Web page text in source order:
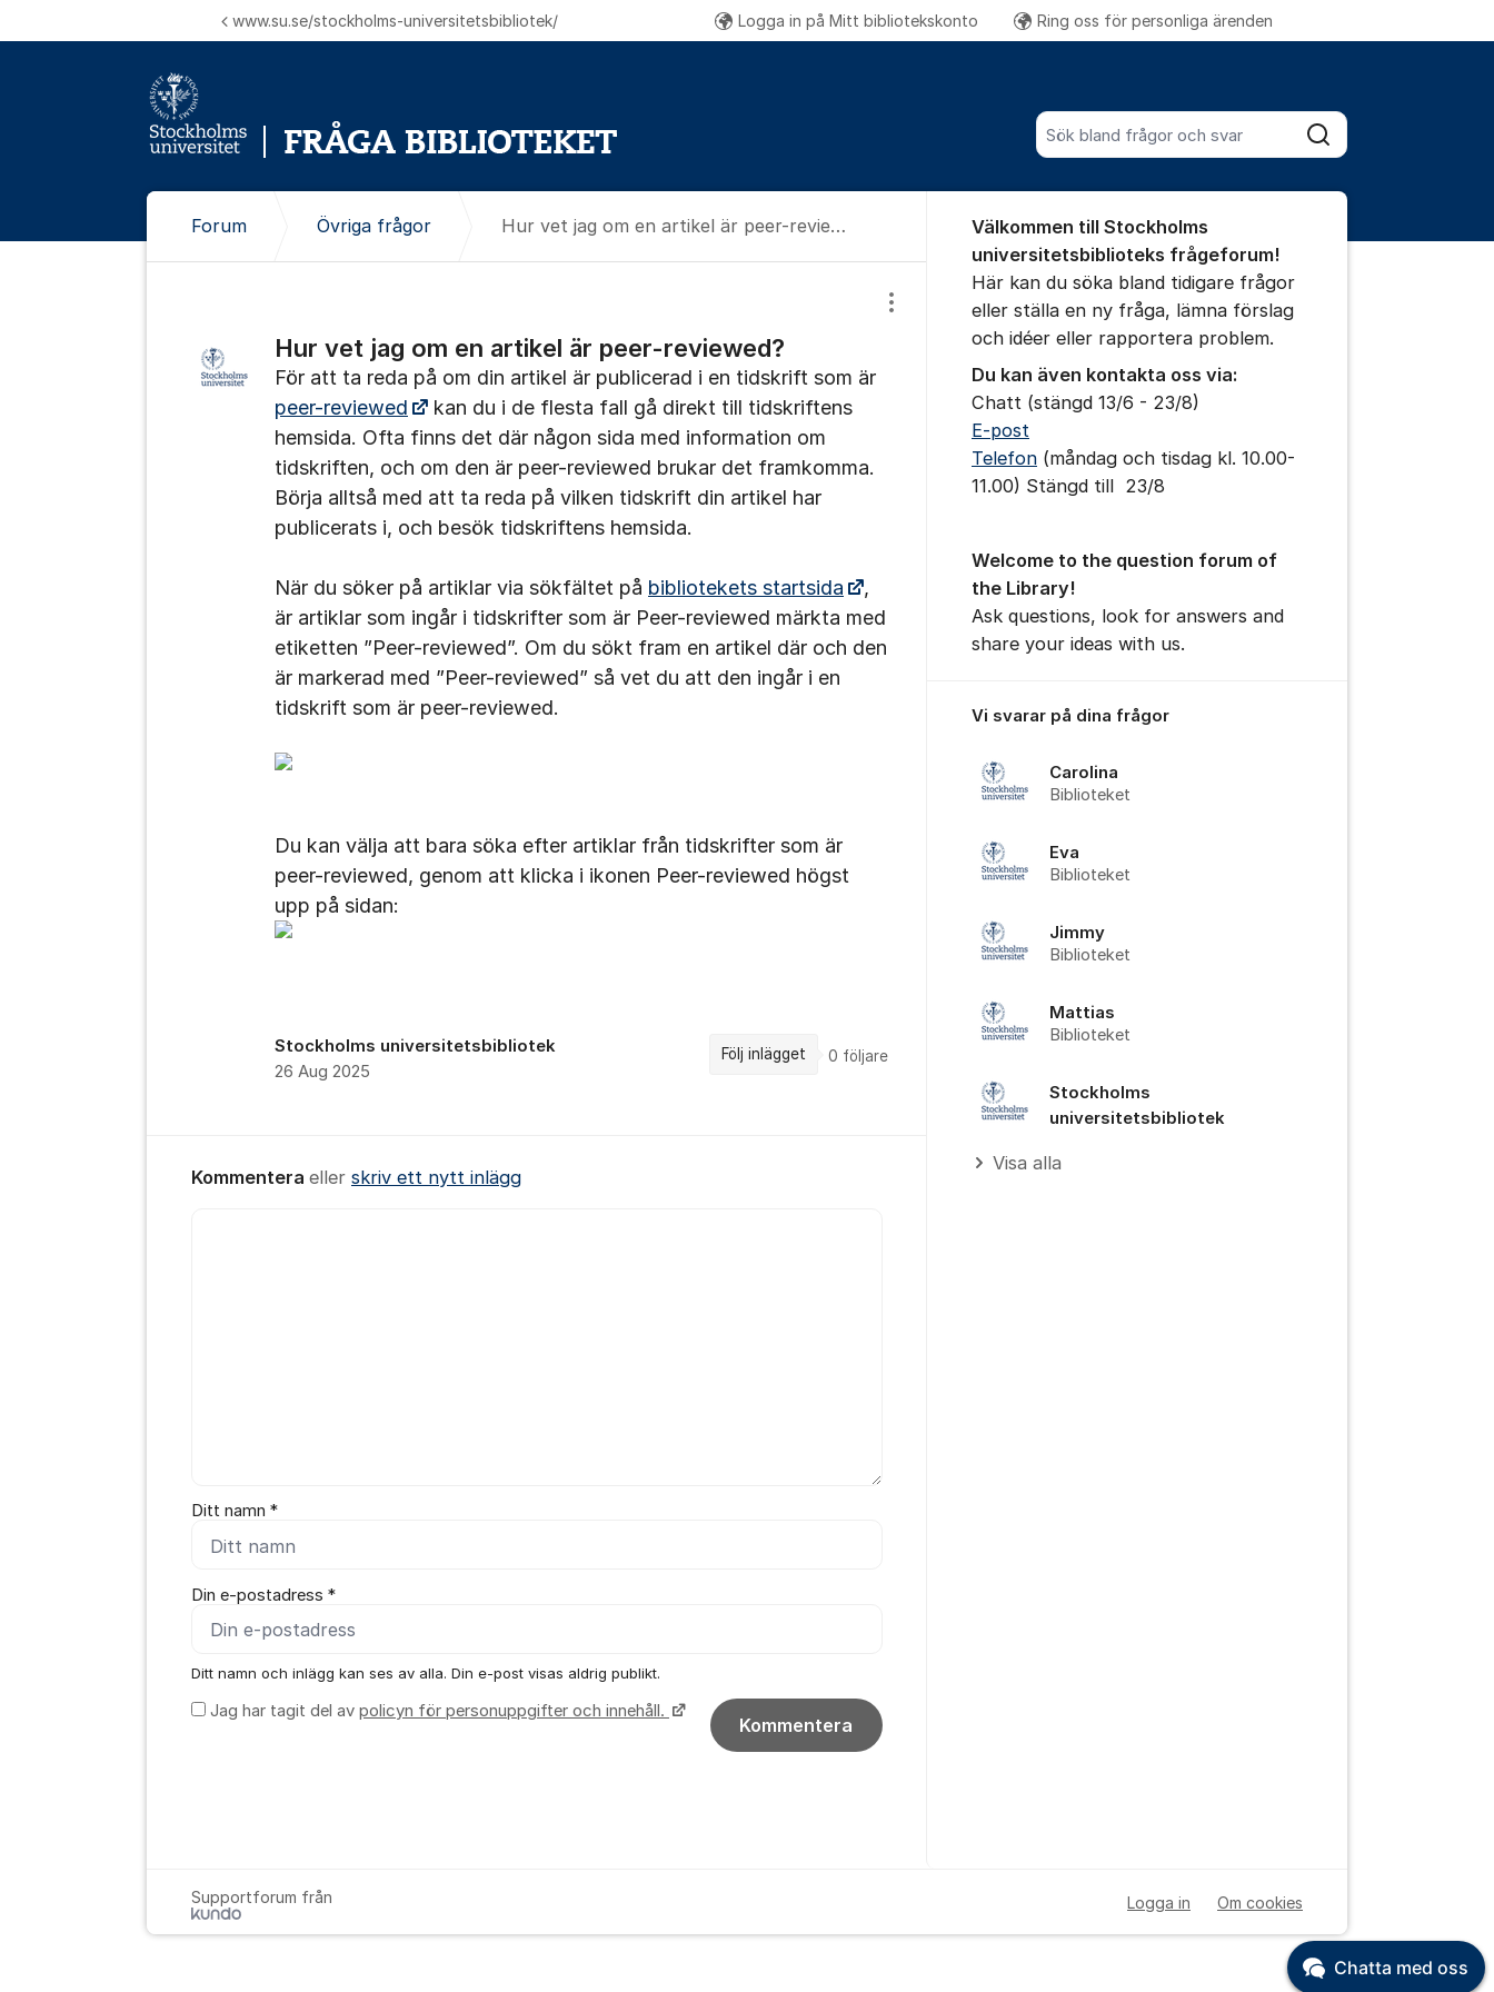
Sök bland alla inlägg
Sök
www.su.se/stockholms-universitetsbibliotek/ Logga in på Mitt bibliotekskonto Ring oss för personliga ärendenFler supportlänkar
Forum Övriga frågor Hur vet jag om en artikel är peer-reviewed?
Hur vet jag om en artikel är peer-reviewed?
Visa/dölj inställningar för inlägg/kommentar
För att ta reda på om din artikel är publicerad i en tidskrift som är
peer-reviewed
kan du i de flesta fall gå direkt till tidskriftens
hemsida. Ofta finns det där någon sida med information om
tidskriften, och om den är peer-reviewed brukar det framkomma.
Börja alltså med att ta reda på vilken tidskrift din artikel har
publicerats i, och besök tidskriftens hemsida.
När du söker på artiklar via sökfältet på bibliotekets startsida
,
är artiklar som ingår i tidskrifter som är Peer-reviewed märkta med
etiketten ”Peer-reviewed”. Om du sökt fram en artikel där och den
är markerad med ”Peer-reviewed” så vet du att den ingår i en
tidskrift som är peer-reviewed.
Du kan välja att bara söka efter artiklar från tidskrifter som är
peer-reviewed, genom att klicka i ikonen Peer-reviewed högst
upp på sidan:
Stockholms universitetsbibliotek
26 Aug 2025
Följ inlägget 0 följare
Kommentera eller skriv ett nytt inlägg
Ditt namn *
Din e-postadress *
Ditt namn och inlägg kan ses av alla. Din e-post visas aldrig publikt.
Jag har tagit del av policyn för personuppgifter och innehåll.
Kommentera
Välkommen till Stockholms
universitetsbiblioteks frågeforum!
Här kan du söka bland tidigare frågor
eller ställa en ny fråga, lämna förslag
och idéer eller rapportera problem.
Du kan även kontakta oss via:
Chatt (stängd 13/6 - 23/8)
E-post
Telefon (måndag och tisdag kl. 10.00-
11.00) Stängd till 23/8
Welcome to the question forum of
the Library!
Ask questions, look for answers and
share your ideas with us.
Vi svarar på dina frågor
Carolina
Biblioteket
Eva
Biblioteket
Jimmy
Biblioteket
Mattias
Biblioteket
Stockholms
universitetsbibliotek
Visa alla
Supportforum från Logga in Om cookies
Chatta med oss